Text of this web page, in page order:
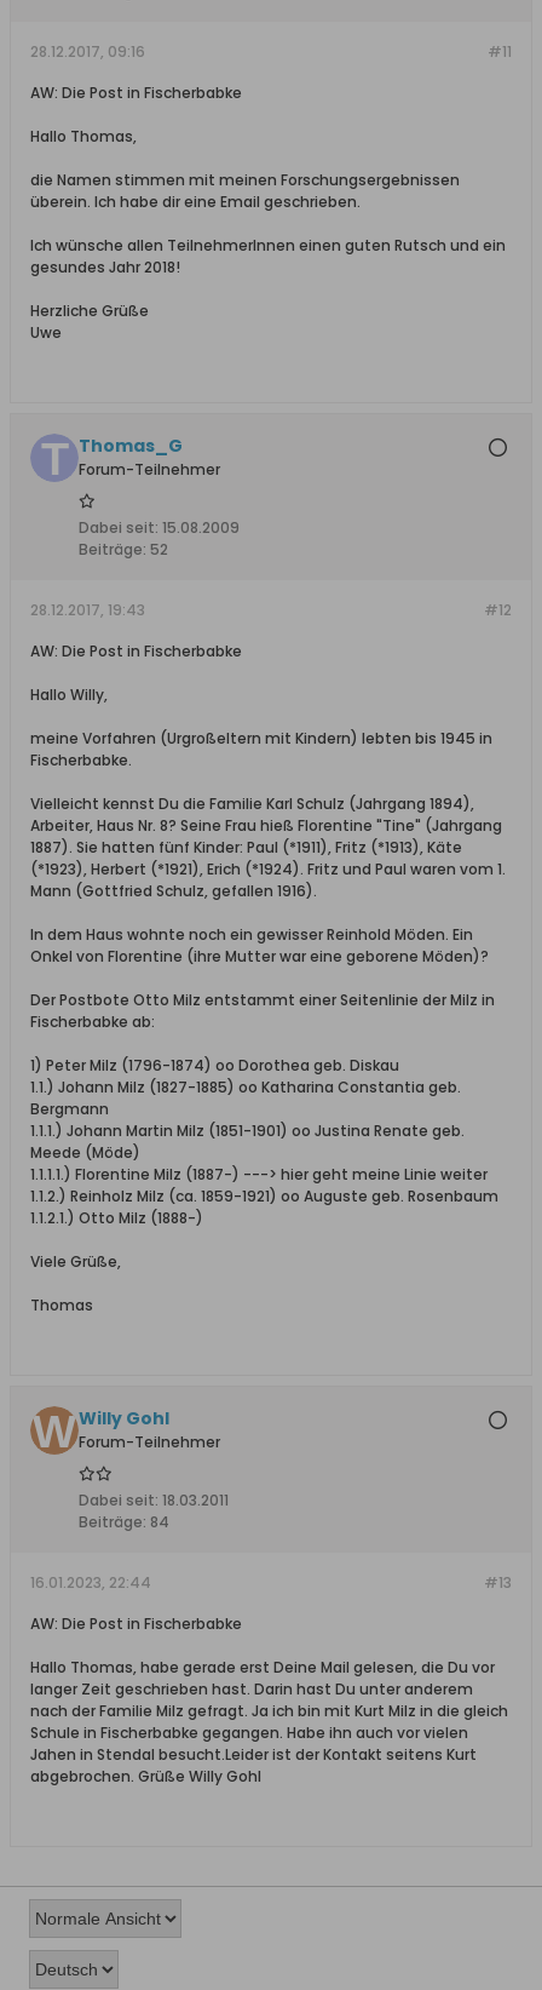
#11
28.12.2017, 09:16
AW: Die Post in Fischerbabke
Hallo Thomas,
die Namen stimmen mit meinen Forschungsergebnissen
überein. Ich habe dir eine Email geschrieben.
Ich wünsche allen TeilnehmerInnen einen guten Rutsch und ein
gesundes Jahr 2018!
Herzliche Grüße
Uwe
Thomas_G
Forum-Teilnehmer
Dabei seit: 15.08.2009
Beiträge: 52
#12
28.12.2017, 19:43
AW: Die Post in Fischerbabke
Hallo Willy,
meine Vorfahren (Urgroßeltern mit Kindern) lebten bis 1945 in
Fischerbabke.
Vielleicht kennst Du die Familie Karl Schulz (Jahrgang 1894),
Arbeiter, Haus Nr. 8? Seine Frau hieß Florentine "Tine" (Jahrgang
1887). Sie hatten fünf Kinder: Paul (*1911), Fritz (*1913), Käte
(*1923), Herbert (*1921), Erich (*1924). Fritz und Paul waren vom 1.
Mann (Gottfried Schulz, gefallen 1916).
In dem Haus wohnte noch ein gewisser Reinhold Möden. Ein
Onkel von Florentine (ihre Mutter war eine geborene Möden)?
Der Postbote Otto Milz entstammt einer Seitenlinie der Milz in
Fischerbabke ab:
1) Peter Milz (1796-1874) oo Dorothea geb. Diskau
1.1.) Johann Milz (1827-1885) oo Katharina Constantia geb.
Bergmann
1.1.1.) Johann Martin Milz (1851-1901) oo Justina Renate geb.
Meede (Möde)
1.1.1.1.) Florentine Milz (1887-) ---> hier geht meine Linie weiter
1.1.2.) Reinholz Milz (ca. 1859-1921) oo Auguste geb. Rosenbaum
1.1.2.1.) Otto Milz (1888-)
Viele Grüße,
Thomas
Willy Gohl
Forum-Teilnehmer
Dabei seit: 18.03.2011
Beiträge: 84
#13
16.01.2023, 22:44
AW: Die Post in Fischerbabke
Hallo Thomas, habe gerade erst Deine Mail gelesen, die Du vor
langer Zeit geschrieben hast. Darin hast Du unter anderem
nach der Familie Milz gefragt. Ja ich bin mit Kurt Milz in die gleich
Schule in Fischerbabke gegangen. Habe ihn auch vor vielen
Jahen in Stendal besucht.Leider ist der Kontakt seitens Kurt
abgebrochen. Grüße Willy Gohl